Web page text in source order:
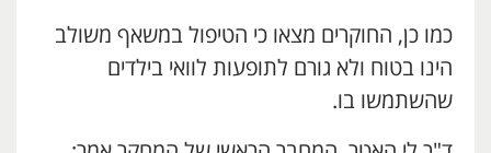
כמו כן, החוקרים מצאו כי הטיפול במשאף משולב
הינו בטוח ולא גורם לתופעות לוואי בילדים
שהשתמשו בו.